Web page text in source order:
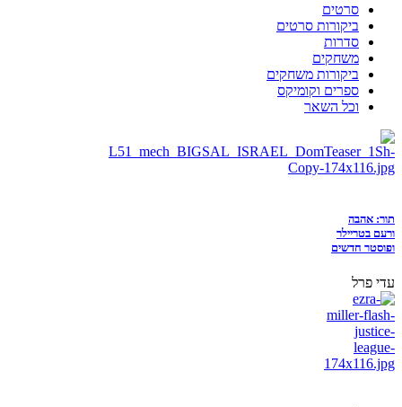
סרטים
ביקורות סרטים
סדרות
משחקים
ביקורות משחקים
ספרים וקומיקס
וכל השאר
תור: אהבה
ורעם בטריילר
ופוסטר חדשים
עדי פרל